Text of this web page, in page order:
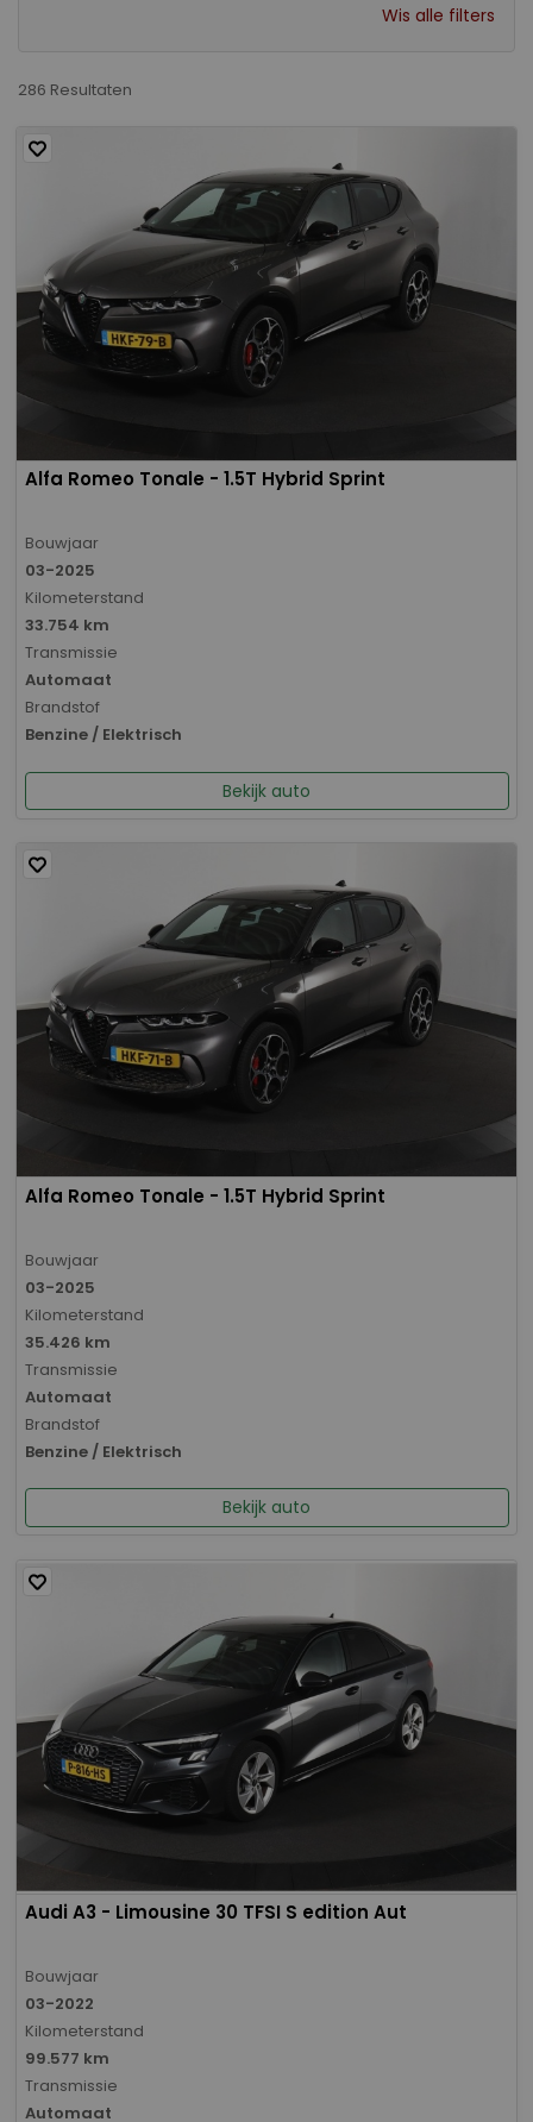
Wis alle filters
286 Resultaten
Alfa Romeo Tonale - 1.5T Hybrid Sprint
Bouwjaar
03-2025
Kilometerstand
33.754 km
Transmissie
Automaat
Brandstof
Benzine / Elektrisch
Bekijk auto
Alfa Romeo Tonale - 1.5T Hybrid Sprint
Bouwjaar
03-2025
Kilometerstand
35.426 km
Transmissie
Automaat
Brandstof
Benzine / Elektrisch
Bekijk auto
Audi A3 - Limousine 30 TFSI S edition Aut
Bouwjaar
03-2022
Kilometerstand
99.577 km
Transmissie
Automaat